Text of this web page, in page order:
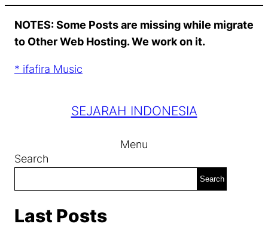
content
NOTES: Some Posts are missing while migrate
to Other Web Hosting. We work on it.
* ifafira Music
SEJARAH INDONESIA
Menu
Search
Search
Last Posts